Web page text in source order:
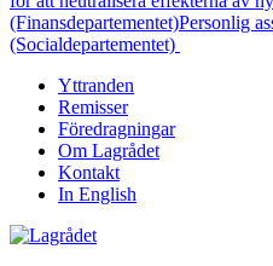
(Finansdepartementet)Personlig
(Socialdepartementet)
Yttranden
Remisser
Föredragningar
Om Lagrådet
Kontakt
In English